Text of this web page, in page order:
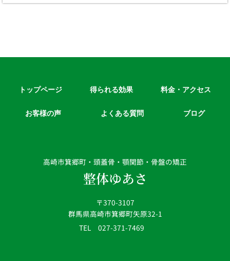
高崎市箕郷町・頭蓋骨・顎関節・骨盤の矯正
整体ゆあさ
〒370-3107
群馬県高崎市箕郷町矢原32-1
TEL 027-371-7469
トップページ 得られる効果 料金・アクセス
お客様の声 よくある質問 ブログ